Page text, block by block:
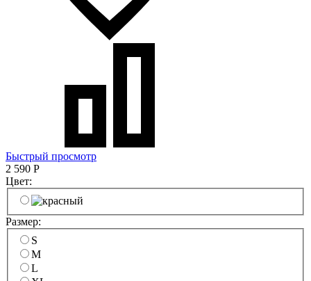
Быстрый просмотр
2 590 Р
Цвет:
Размер:
S
M
L